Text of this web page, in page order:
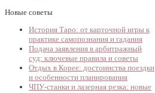
Новые советы
История Таро: от карточной игры к
практике самопознания и гадания
Подача заявления в арбитражный
суд: ключевые правила и советы
Отдых в Корее: достоинства поездки
и особенности планирования
ЧПУ-станки и лазерная резка: новые